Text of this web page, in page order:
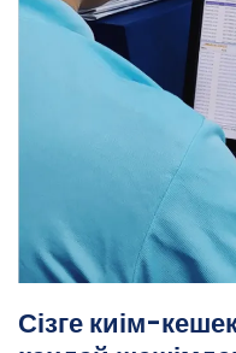
Сізге киім-